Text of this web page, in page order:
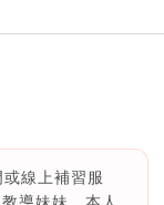
線上補習服
導妹妹。本人